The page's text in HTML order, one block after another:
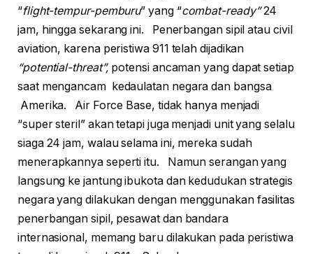
“flight-tempur-pemburu” yang “combat-ready”24
jam, hingga sekarang ini. Penerbangan sipil atau civil
aviation, karena peristiwa 911 telah dijadikan
“potential-threat”, potensi ancaman yang dapat setiap
saat mengancam kedaulatan negara dan bangsa
Amerika. Air Force Base, tidak hanya menjadi
“super steril” akan tetapi juga menjadi unit yang selalu
siaga 24 jam, walau selama ini, mereka sudah
menerapkannya seperti itu. Namun serangan yang
langsung ke jantung ibukota dan kedudukan strategis
negara yang dilakukan dengan menggunakan fasilitas
penerbangan sipil, pesawat dan bandara
internasional, memang baru dilakukan pada peristiwa